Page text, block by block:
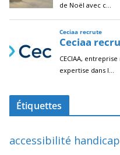
Étiquettes
accessibilité handicap